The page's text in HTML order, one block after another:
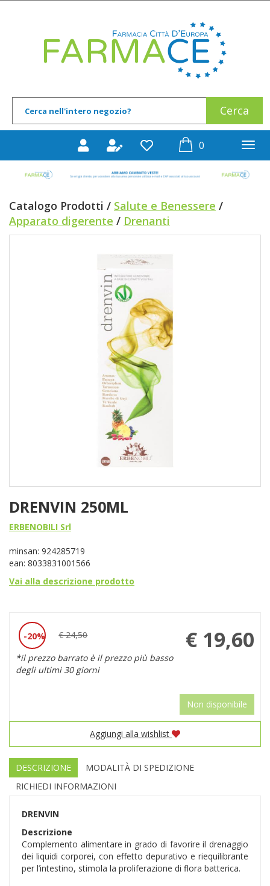
Prodotto
0prodotti
Catalogo Prodotti / Salute e Benessere /
Apparato digerente / Drenanti
DRENVIN 250ML
ERBENOBILI Srl
minsan: 924285719
ean: 8033831001566
Vai alla descrizione prodotto
Sconto
20% € 24,50
Prezzo
scontato
€ 19,60
*il prezzo barrato è il prezzo più basso
degli ultimi 30 giorni
Non disponibile
Aggiungi alla wishlist
DESCRIZIONE
MODALITÀ DI SPEDIZIONE
RICHIEDI INFORMAZIONI
DRENVIN
Descrizione
Complemento alimentare in grado di favorire il drenaggio
dei liquidi corporei, con effetto depurativo e riequilibrante
per l’intestino, stimola la proliferazione di flora batterica.